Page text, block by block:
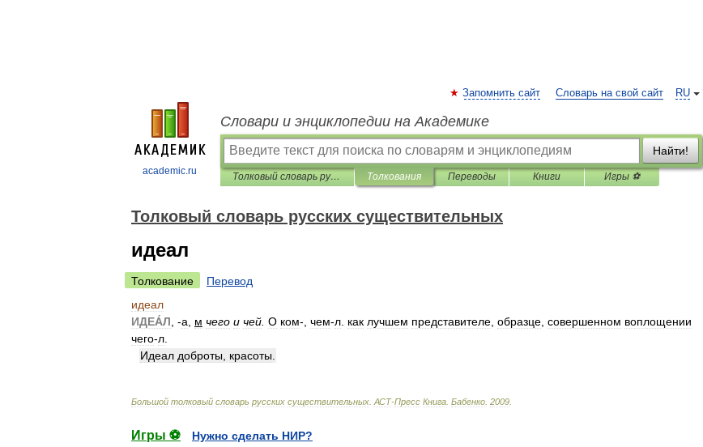
academic.ru
RU
Запомнить сайт Словарь на свой сайт
Словари и энциклопедии на Академике
Найти!
Толковый словарь русских существительных Толкования Переводы Книги Игры ⚽
Толковый словарь русских существительных
идеал
Толкование
Перевод
идеал
ИДЕА́Л , -а м чего и чей О ком-, чем-л как лучшем представителе образце совершенном воплощении
чего-л
Идеал доброты красоты
Большой толковый словарь русских существительных АСТ-Пресс Книга Бабенко 2009
Игры ⚽
Нужно сделать НИР?